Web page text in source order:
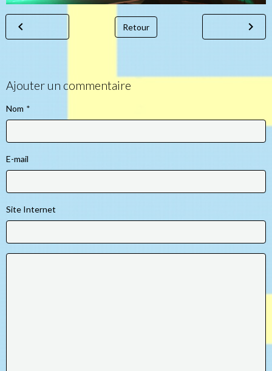
Retour
Ajouter un commentaire
Nom
E-mail
Site Internet